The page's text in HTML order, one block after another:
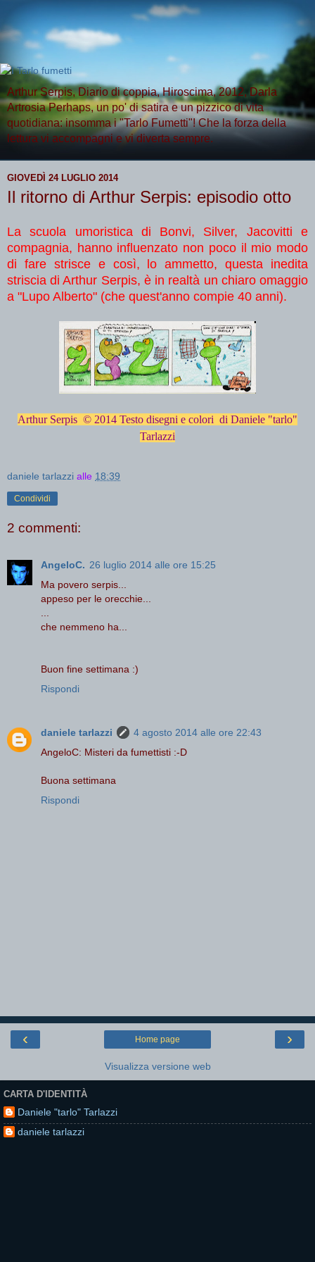
Arthur Serpis, Diario di coppia, Hiroscima, 2012, Darla
Artrosia Perhaps, un po' di satira e un pizzico di vita
quotidiana: insomma i "Tarlo Fumetti"! Che la forza della
lettura vi accompagni e vi diverta sempre.
GIOVEDÌ 24 LUGLIO 2014
Il ritorno di Arthur Serpis: episodio otto
La scuola umoristica di Bonvi, Silver, Jacovitti e
compagnia, hanno influenzato non poco il mio modo
di fare strisce e così, lo ammetto, questa inedita
striscia di Arthur Serpis, è in realtà un chiaro omaggio
a "Lupo Alberto" (che quest'anno compie 40 anni).
Arthur Serpis © 2014 Testo disegni e colori di Daniele "tarlo"
Tarlazzi
daniele tarlazzi alle 18:39
Condividi
2 commenti:
AngeloC. 26 luglio 2014 alle ore 15:25
Ma povero serpis...
appeso per le orecchie...
che nemmeno ha...
Buon fine settimana :)
Rispondi
daniele tarlazzi
4 agosto 2014 alle ore 22:43
AngeloC: Misteri da fumettisti :-D
Buona settimana
Rispondi
‹ ›
Home page
Visualizza versione web
CARTA D'IDENTITÀ
Daniele "tarlo" Tarlazzi
daniele tarlazzi